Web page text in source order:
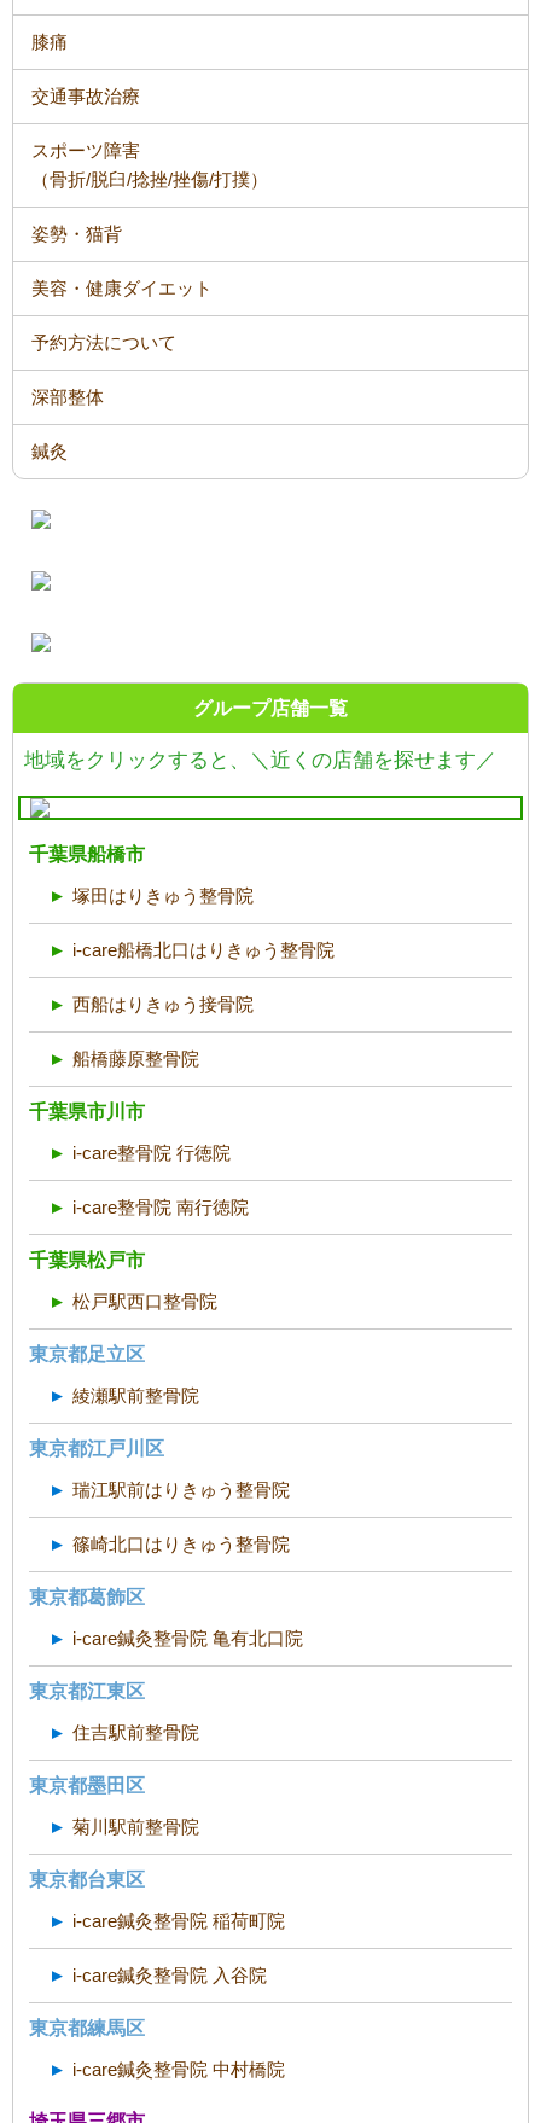
膝痛
交通事故治療
スポーツ障害
（骨折/脱臼/捻挫/挫傷/打撲）
姿勢・猫背
美容・健康ダイエット
予約方法について
深部整体
鍼灸
グループ店舗一覧
地域をクリックすると、 ＼近くの店舗を探せます／
千葉県船橋市
塚田はりきゅう整骨院
i-care船橋北口はりきゅう整骨院
西船はりきゅう接骨院
船橋藤原整骨院
千葉県市川市
i-care整骨院 行徳院
i-care整骨院 南行徳院
千葉県松戸市
松戸駅西口整骨院
東京都足立区
綾瀬駅前整骨院
東京都江戸川区
瑞江駅前はりきゅう整骨院
篠崎北口はりきゅう整骨院
東京都葛飾区
i-care鍼灸整骨院 亀有北口院
東京都江東区
住吉駅前整骨院
東京都墨田区
菊川駅前整骨院
東京都台東区
i-care鍼灸整骨院 稲荷町院
i-care鍼灸整骨院 入谷院
東京都練馬区
i-care鍼灸整骨院 中村橋院